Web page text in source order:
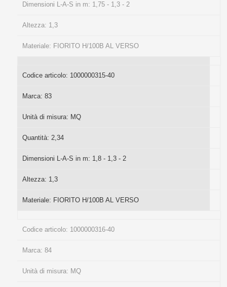
Dimensioni L-A-S in m: 1,75 - 1,3 - 2
Altezza: 1,3
Materiale: FIORITO H/100B AL VERSO
Codice articolo: 1000000315-40
Marca: 83
Unità di misura: MQ
Quantità: 2,34
Dimensioni L-A-S in m: 1,8 - 1,3 - 2
Altezza: 1,3
Materiale: FIORITO H/100B AL VERSO
Codice articolo: 1000000316-40
Marca: 84
Unità di misura: MQ